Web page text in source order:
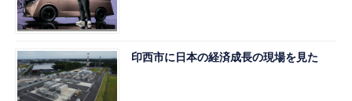
印西市に日本の経済成長の現場を見た